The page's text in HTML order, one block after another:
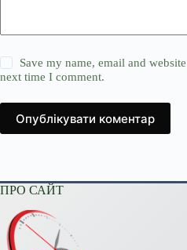
Save my name, email and
next time I comment.
Опублікувати коментар
ПРО САЙТ